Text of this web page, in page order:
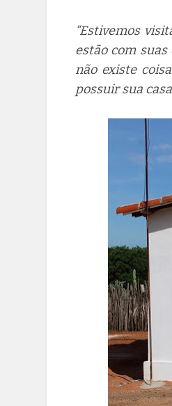
“Estivemos
estão com
não existe
possuir sua